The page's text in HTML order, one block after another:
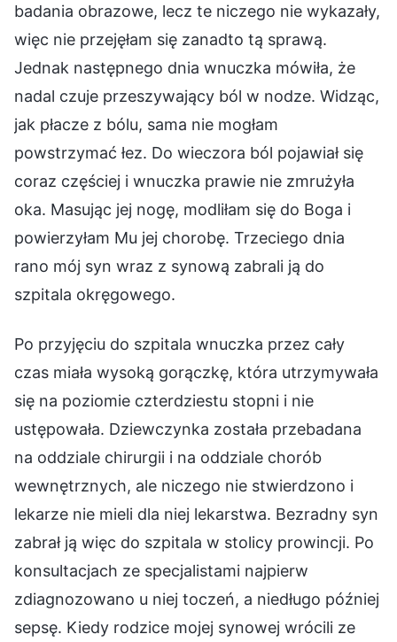
badania obrazowe, lecz te niczego nie wykazały,
więc nie przejęłam się zanadto tą sprawą.
Jednak następnego dnia wnuczka mówiła, że
nadal czuje przeszywający ból w nodze. Widząc,
jak płacze z bólu, sama nie mogłam
powstrzymać łez. Do wieczora ból pojawiał się
coraz częściej i wnuczka prawie nie zmrużyła
oka. Masując jej nogę, modliłam się do Boga i
powierzyłam Mu jej chorobę. Trzeciego dnia
rano mój syn wraz z synową zabrali ją do
szpitala okręgowego.
Po przyjęciu do szpitala wnuczka przez cały
czas miała wysoką gorączkę, która utrzymywała
się na poziomie czterdziestu stopni i nie
ustępowała. Dziewczynka została przebadana
na oddziale chirurgii i na oddziale chorób
wewnętrznych, ale niczego nie stwierdzono i
lekarze nie mieli dla niej lekarstwa. Bezradny syn
zabrał ją więc do szpitala w stolicy prowincji. Po
konsultacjach ze specjalistami najpierw
zdiagnozowano u niej toczeń, a niedługo później
sepsę. Kiedy rodzice mojej synowej wrócili ze